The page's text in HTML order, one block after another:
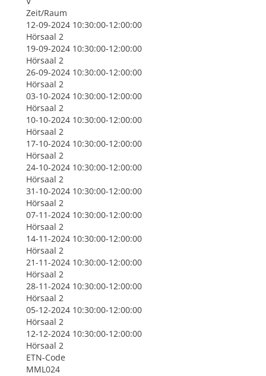
Zeit/Raum
12-09-2024 10:30:00-12:00:00
Hörsaal 2
19-09-2024 10:30:00-12:00:00
Hörsaal 2
26-09-2024 10:30:00-12:00:00
Hörsaal 2
03-10-2024 10:30:00-12:00:00
Hörsaal 2
10-10-2024 10:30:00-12:00:00
Hörsaal 2
17-10-2024 10:30:00-12:00:00
Hörsaal 2
24-10-2024 10:30:00-12:00:00
Hörsaal 2
31-10-2024 10:30:00-12:00:00
Hörsaal 2
07-11-2024 10:30:00-12:00:00
Hörsaal 2
14-11-2024 10:30:00-12:00:00
Hörsaal 2
21-11-2024 10:30:00-12:00:00
Hörsaal 2
28-11-2024 10:30:00-12:00:00
Hörsaal 2
05-12-2024 10:30:00-12:00:00
Hörsaal 2
12-12-2024 10:30:00-12:00:00
Hörsaal 2
ETN-Code
MML024